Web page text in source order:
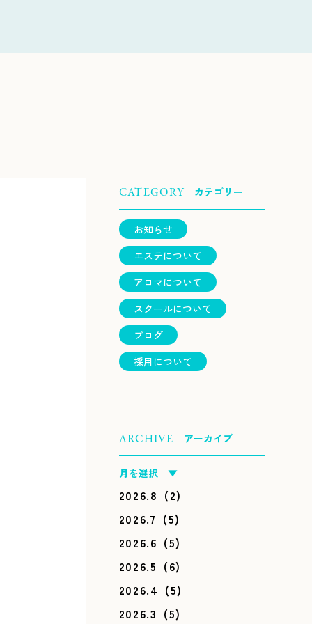
CATEGORY カテゴリー
お知らせ
エステについて
アロマについて
スクールについて
ブログ
採用について
ARCHIVE アーカイブ
月を選択 ▼
2026.8 (2)
2026.7 (5)
2026.6 (5)
2026.5 (6)
2026.4 (5)
2026.3 (5)